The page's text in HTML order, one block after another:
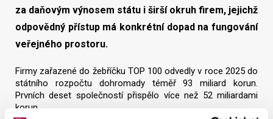
za daňovým výnosem státu i širší okruh firem, jejichž
odpovědný přístup má konkrétní dopad na fungování
veřejného prostoru.
Firmy zařazené do žebříčku TOP 100 odvedly v roce 2025 do
státního rozpočtu dohromady téměř 93 miliard korun.
Prvních deset společností přispělo více než 52 miliardami
korun.